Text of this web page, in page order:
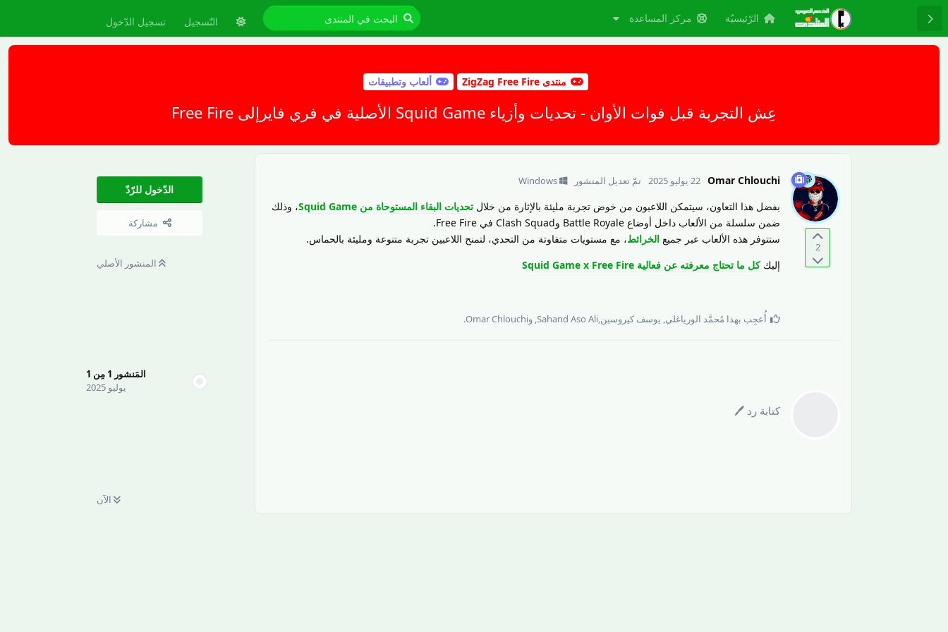
الرّئيسيّة مركز المساعدة التّسجيل تسجيل الدّخول
منتدى ZigZag Free Fire ألعاب وتطبيقات
عِش التجربة قبل فوات الأوان - تحديات وأزياء Squid Game الأصلية في فري فايرإلى Free Fire
الدّخول للرّدّ
مشاركة
المنشور الأصلي
المَنشور 1 مِن 1
يوليو 2025
الآن
2
Omar Chlouchi 22 يوليو 2025 تمّ تعديل المنشور Windows
بفضل هذا التعاون، سيتمكن اللاعبون من خوض تجربة مليئة بالإثارة من خلال تحديات البقاء المستوحاة من Squid Game
، وذلك
ضمن سلسلة من الألعاب داخل أوضاع Battle Royale وClash Squad في Free Fire.
ستتوفر هذه الألعاب عبر جميع الخرائط، مع مستويات متفاوتة من التحدي، لتمنح اللاعبين تجربة متنوعة ومليئة بالحماس.
إليككل ما تحتاج معرفته عن فعالية Squid Game x Free Fire
أُعجِب بهذا مُحمَّد الورياغلي, يوسف كيروسين,
Sahand Aso Ali, وOmar Chlouchi
.
كتابة رد 🖊️